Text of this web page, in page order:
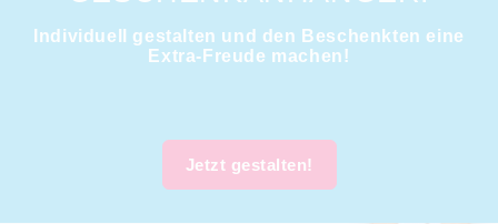
Individuell gestalten und den Beschenkten eine
Extra-Freude machen!
Jetzt gestalten!